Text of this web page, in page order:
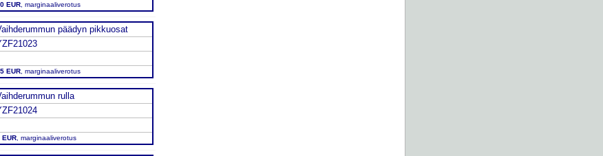
EUR , marginaaliverotus
päädyn pikkuosat
EUR , marginaaliverotus
rulla
EUR , marginaaliverotus